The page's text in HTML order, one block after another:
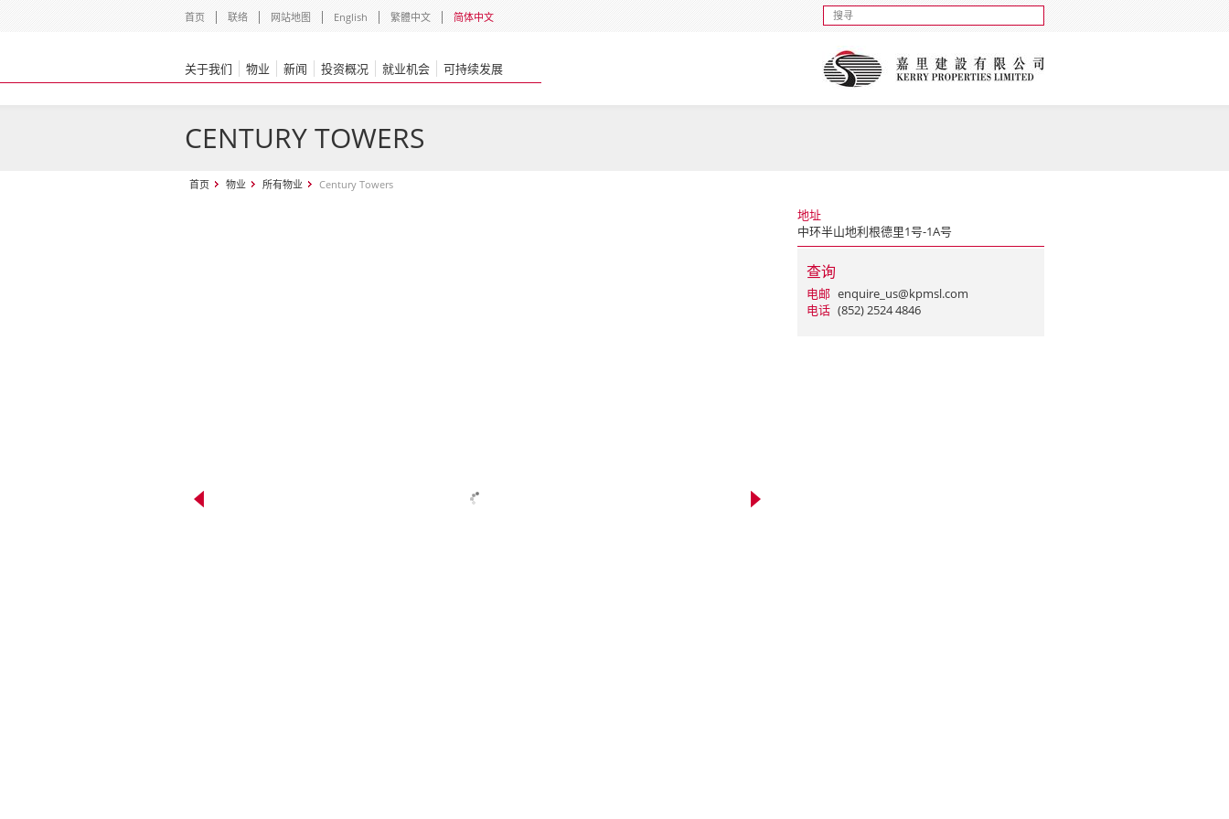
首页 联络 网站地图 English 繁體中文 简体中文
关于我们 物业 新闻 投资概况 就业机会 可持续发展
CENTURY TOWERS
首页 物业 所有物业 Century Towers
地址
中环半山地利根德里1号-1A号
查询
电邮 enquire_us@kpmsl.com
电话 (852) 2524 4846